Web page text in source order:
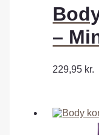
–
229,95 kr.